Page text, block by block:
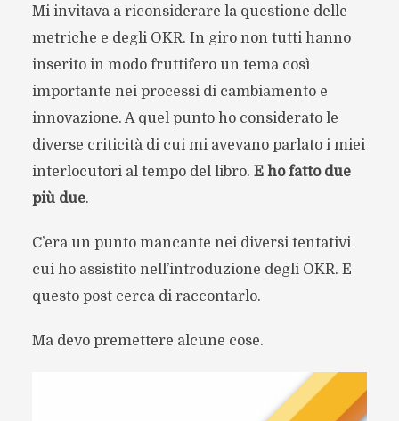
Mi invitava a riconsiderare la questione delle
metriche e degli OKR. In giro non tutti hanno
inserito in modo fruttifero un tema così
importante nei processi di cambiamento e
innovazione. A quel punto ho considerato le
diverse criticità di cui mi avevano parlato i miei
interlocutori al tempo del libro. E ho fatto due
più due.
C’era un punto mancante nei diversi tentativi
cui ho assistito nell’introduzione degli OKR. E
questo post cerca di raccontarlo.
Ma devo premettere alcune cose.